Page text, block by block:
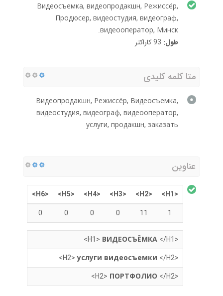
Видеосъемка, видеопродакшн, Режиссёр,
Продюсер, видеостудия, видеограф,
видеооператор, Минск.
طول:
متا کلمه کلیدی
Видеопродакшн, Режиссёр, Видеосъемка,
видеостудия, видеограф, видеооператор,
услуги, продакшн, заказать
عناوین
<H1>
<H2>
<H3>
<H4>
<H5>
<H6>
1
11
0
0
0
0
<H1>
ВИДЕОСЪЁМКА </H1>
<H2>
услуги видеосъемки </H2>
<H2>
ПОРТФОЛИО </H2>